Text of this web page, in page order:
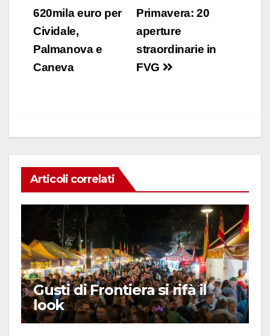
e
b
o
o
s
e
dI
n
di
vi
di
articoli
Primavera: 20
aperture
straordinarie in
FVG
620mila euro per
Cividale,
Palmanova e
Caneva
Articoli correlati
Gusti di Frontiera si rifà il
look